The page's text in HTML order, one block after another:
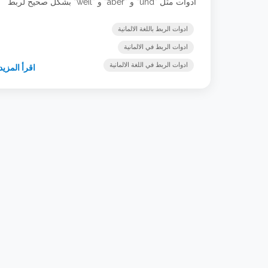
تحسين مهاراتك اللغوية والتواصل بطلاقة أكبر في اللغة
ادوات الربط باللغة الالمانية
ادوات الربط في الالمانية
ادوات الربط في اللغة الالمانية اقرأ